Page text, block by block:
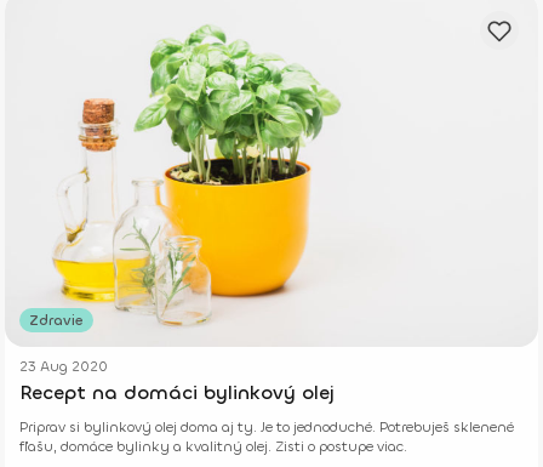
Zdravie
23 Aug 2020
Recept na domáci bylinkový olej
Priprav si bylinkový olej doma aj ty. Je to jednoduché. Potrebuješ sklenené
fľašu, domáce bylinky a kvalitný olej. Zisti o postupe viac.